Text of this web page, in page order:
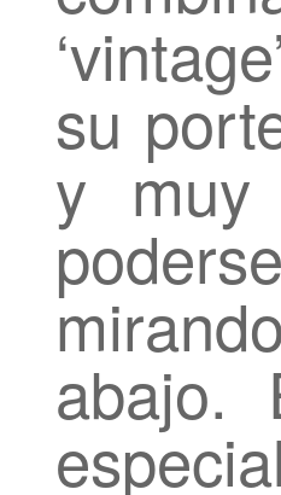
su
y muy
abajo.